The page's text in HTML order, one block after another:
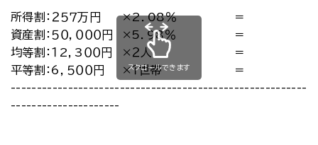
所得割：２５７万円 ×2．08％
＝
資産割：５０，０００円
×5．98％
＝
均等割：１2，3００円
×２人
＝
平等割：6，５００円
×１世帯
＝
---------------------
スクロールできます